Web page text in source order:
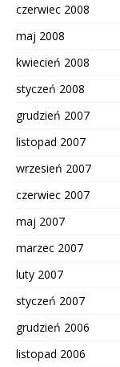
czerwiec 2008
maj 2008
kwiecień 2008
styczeń 2008
grudzień 2007
listopad 2007
wrzesień 2007
czerwiec 2007
maj 2007
marzec 2007
luty 2007
styczeń 2007
grudzień 2006
listopad 2006